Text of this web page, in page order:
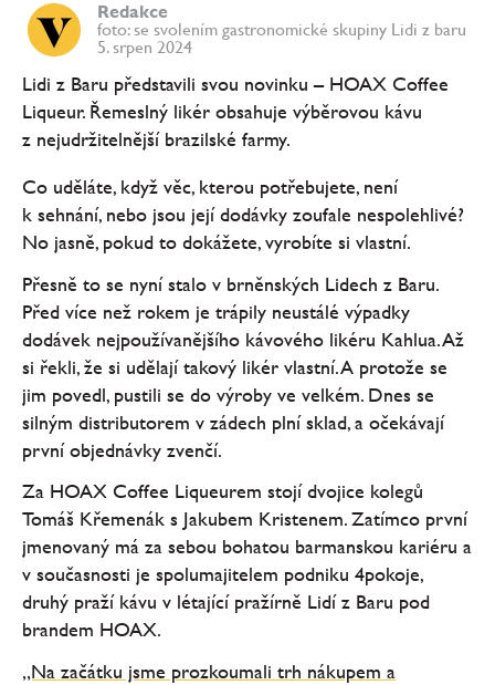
Redakce
foto: se svolením gastronomické skupiny Lidi z baru
5. srpen 2024
Lidi z Baru představili svou novinku – HOAX Coffee
Liqueur. Řemeslný likér obsahuje výběrovou kávu
z nejudržitelnější brazilské farmy.
Co uděláte, když věc, kterou potřebujete, není
k sehnání, nebo jsou její dodávky zoufale nespolehlivé?
No jasně, pokud to dokážete, vyrobíte si vlastní.
Přesně to se nyní stalo v brněnských Lidech z Baru.
Před více než rokem je trápily neustálé výpadky
dodávek nejpoužívanějšího kávového likéru Kahlua. Až
si řekli, že si udělají takový likér vlastní. A protože se
jim povedl, pustili se do výroby ve velkém. Dnes se
silným distributorem v zádech plní sklad, a očekávají
první objednávky zvenčí.
Za HOAX Coffee Liqueurem stojí dvojice kolegů
Tomáš Křemenák s Jakubem Kristenem. Zatímco první
jmenovaný má za sebou bohatou barmanskou kariéru a
v současnosti je spolumajitelem podniku 4pokoje,
druhý praží kávu v létající pražírně Lidí z Baru pod
brandem HOAX.
„Na začátku jsme prozkoumali trh nákupem a